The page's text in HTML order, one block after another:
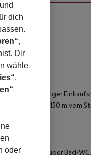
der Näher einiger
und nur ca. 150 m vom
verfügen über Bad/
dich
,
Dir
wähle
.
oder